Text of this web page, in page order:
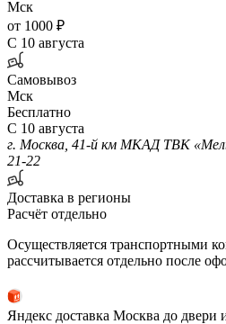
Мск
от 1000 ₽
С 10 августа
Самовывоз
Мск
Бесплатно
С 10 августа
г. Москва, 41-й км МКАД ТВК
21-22
Доставка в регионы
Расчёт отдельно
Осуществляется транспортными
рассчитывается отдельно после
Яндекс доставка Москва до